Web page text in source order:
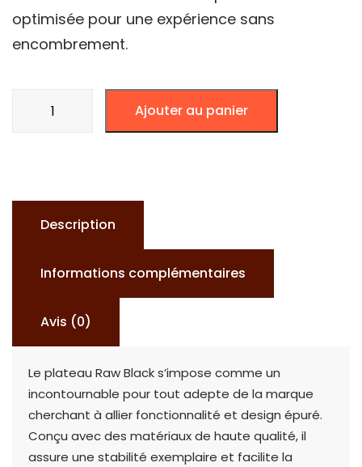
optimisée pour une expérience sans
encombrement.
Ajouter au panier
Description
Informations complémentaires
Avis (0)
Le plateau Raw Black s’impose comme un
incontournable pour tout adepte de la marque
cherchant à allier fonctionnalité et design épuré.
Conçu avec des matériaux de haute qualité, il
assure une stabilité exemplaire et facilite la